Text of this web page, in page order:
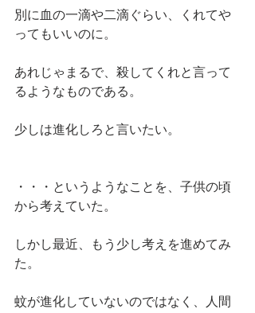
別に血の一滴や二滴ぐらい、くれてや
ってもいいのに。
あれじゃまるで、殺してくれと言って
るようなものである。
少しは進化しろと言いたい。
・・・というようなことを、子供の頃
から考えていた。
しかし最近、もう少し考えを進めてみ
た。
蚊が進化していないのではなく、人間